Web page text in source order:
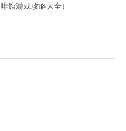
啡馆游戏攻略大全）